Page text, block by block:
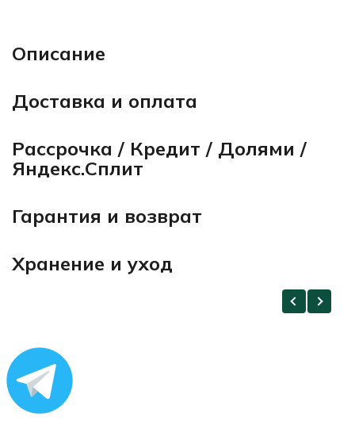
Описание
Доставка и оплата
Рассрочка / Кредит / Долями /
Яндекс.Сплит
Гарантия и возврат
Хранение и уход